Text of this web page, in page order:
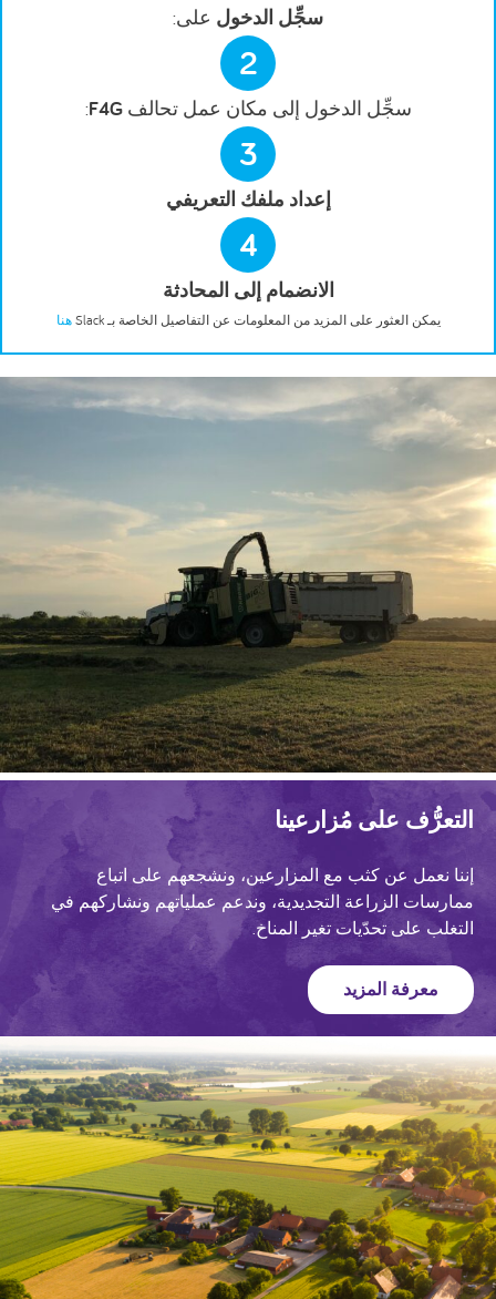
سجِّل الدخول على:
2
سجِّل الدخول إلى مكان عمل تحالفF4G
:
3
إعداد ملفك التعريفي
4
الانضمام إلى المحادثة
يمكن العثور على المزيد من المعلومات عن التفاصيل الخاصة بـ Slack هنا
التعرُّف على مُزارعينا
إننا نعمل عن كثب مع المزارعين، ونشجعهم على اتباع
ممارسات الزراعة التجديدية، وندعم عملياتهم ونشاركهم في
التغلب على تحدّيات تغير المناخ.
معرفة المزيد